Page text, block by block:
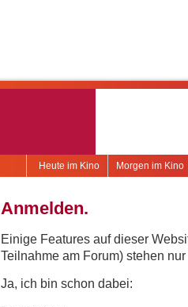
Morgen im Kino
Heute im Kino
Anmelden.
Einige Features auf dieser
Teilnahme am Forum) stehen
Ja, ich bin schon dabei: